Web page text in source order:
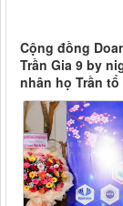
Cộng đồng
Trần Gia 9 by
nhân họ Trần